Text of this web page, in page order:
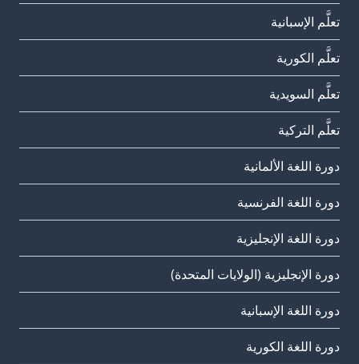
تعلَّم الإسبانية
تعلَّم الكورية
تعلَّم السويدية
تعلَّم التركية
دورة اللغة الألمانية
دورة اللغة الفرنسية
دورة اللغة الإنجليزية
دورة الإنجليزية (الولايات المتحدة)
دورة اللغة الإسبانية
دورة اللغة الكورية